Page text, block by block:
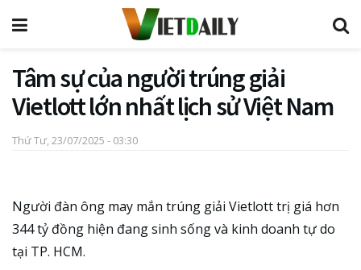
Tâm sự của người trúng giải
Vietlott lớn nhất lịch sử Việt Nam
Thứ Tư, 23/07/2025 - 03:30
Người đàn ông may mắn trúng giải Vietlott trị giá hơn
344 tỷ đồng hiện đang sinh sống và kinh doanh tự do
tại TP. HCM.